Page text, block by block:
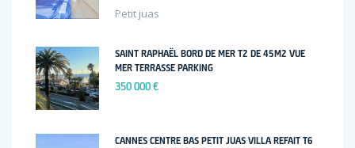
Petit juas
SAINT RAPHAËL BORD DE MER T2 DE 45M2 VUE
MER TERRASSE PARKING
350 000 €
CANNES CENTRE BAS PETIT JUAS VILLA REFAIT T6